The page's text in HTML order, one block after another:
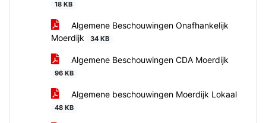
18 KB
Algemene Beschouwingen Onafhankelijk
Moerdijk
34 KB
Algemene Beschouwingen CDA Moerdijk
96 KB
Algemene beschouwingen Moerdijk Lokaal
48 KB